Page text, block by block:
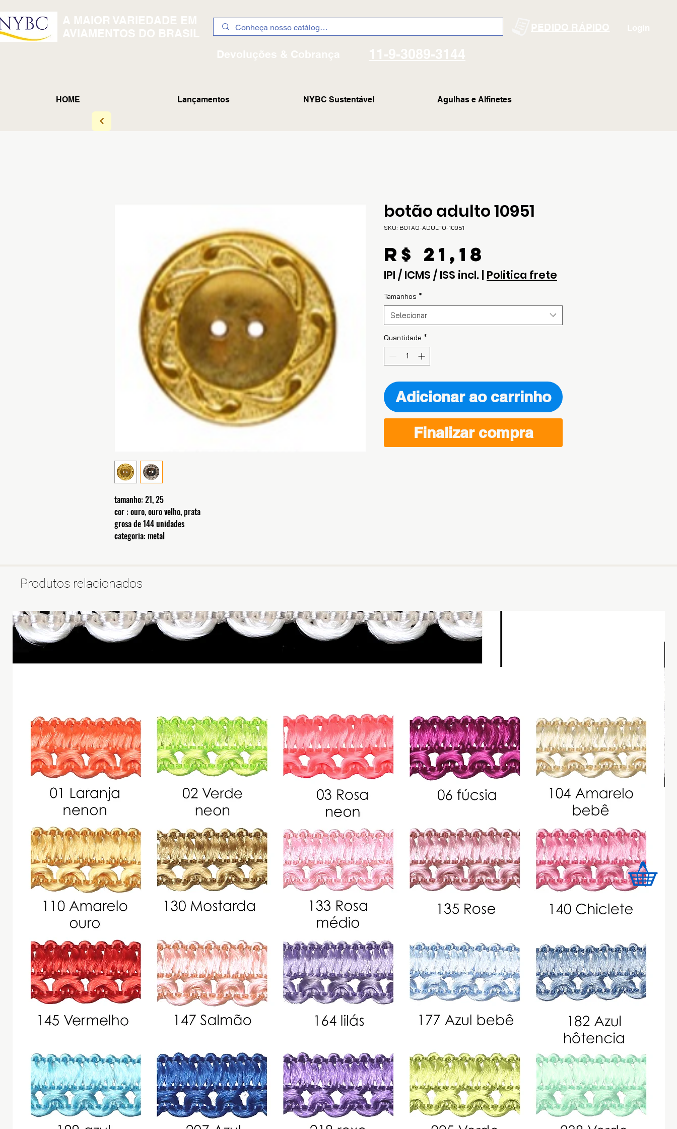
A MAIOR VARIEDADE EM
AVIAMENTOS DO BRASIL
PEDIDO RÁPIDO Login
Devoluções & Cobrança 11-9-3089-3144
tamanho: 21, 25
cor : ouro, ouro velho, prata
grosa de 144 unidades
categoria: metal
botão adulto 10951
SKU: BOTAO-ADULTO-10951
R$ 21,18
IPI / ICMS / ISS incl. | Politica frete
Tamanhos *
Selecionar
Quantidade *
Adicionar ao carrinho
Finalizar compra
Produtos relacionados
HOME Lançamentos NYBC Sustentável Agulhas e Alfinetes